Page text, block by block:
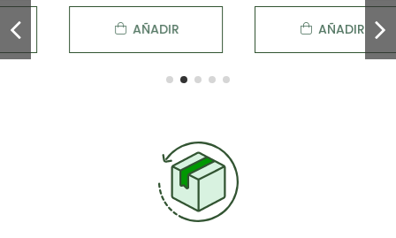
AÑADIR AÑADIR